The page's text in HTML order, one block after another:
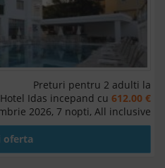
Preturi pentru 2 adulti la
Hotel Idas incepand cu 612.00 €
2026, 7 nopti, All inclusive
oferta